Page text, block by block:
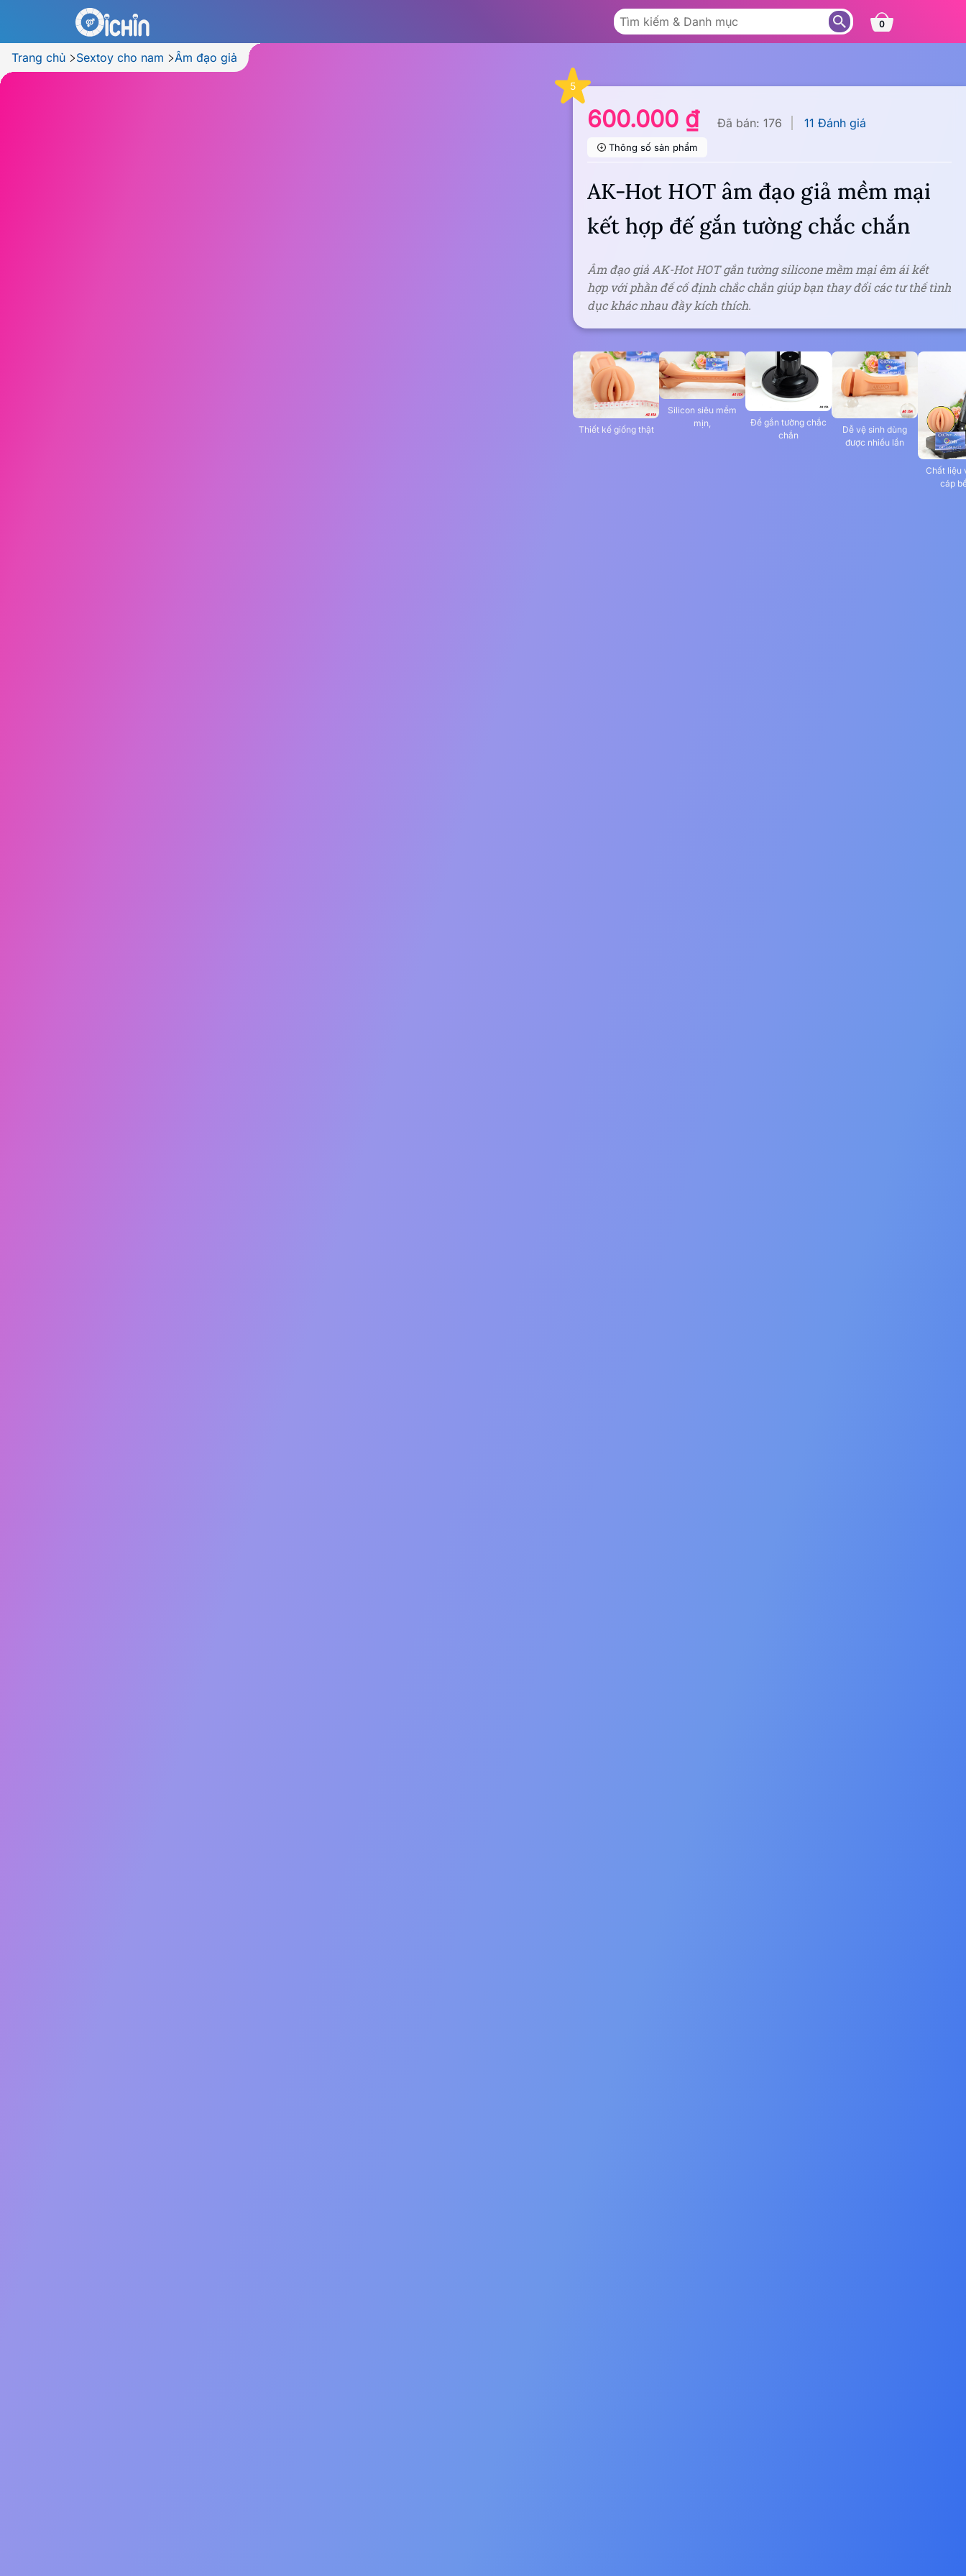
0
Trang chủ Sextoy cho nam Âm đạo giả
600.000 ₫ Đã bán: 176
5
11 Đánh giá
Thông số sản phẩm
AK-Hot HOT âm đạo giả mềm mại
kết hợp đế gắn tường chắc chắn
Âm đạo giả AK-Hot HOT gắn tường silicone mềm mại êm ái kết
hợp với phần đế cố định chắc chắn giúp bạn thay đổi các tư thế tình
dục khác nhau đầy kích thích.
Thiết kế giống thật
Silicon siêu mềm
mịn,
Đề gắn tường chắc
chắn
Dễ vệ sinh dùng
được nhiều lần
Chất liệu
cáp